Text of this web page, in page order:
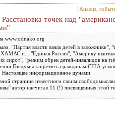
Анализ,
точек над
www.odnako.org
"Партия власти взяла детей в заложники",
ХАМАС и... "Единая Россия", "Америку
сирот", "режим обрек детей-инвалидов на
Госдумы запретить гражданам США
Настоящее информационное цунами.
странице известного своим
автор насчитал 11 (!) посвященных этой